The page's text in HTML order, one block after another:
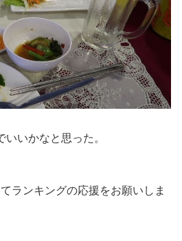
いかなと思った。
ランキングの応援をお願いしま